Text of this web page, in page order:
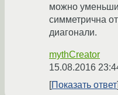
можно
симметрична
диагонали.
mythCreator
15.08.2016
Показать ответ